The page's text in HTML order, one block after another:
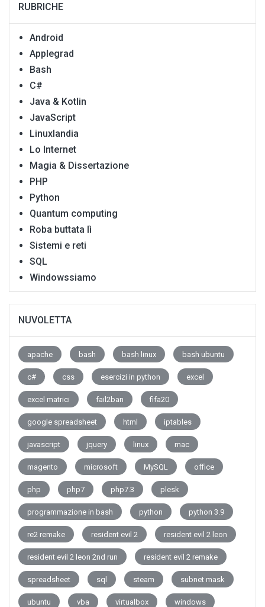
RUBRICHE
Android
Applegrad
Bash
C#
Java & Kotlin
JavaScript
Linuxlandia
Lo Internet
Magia & Dissertazione
PHP
Python
Quantum computing
Roba buttata lì
Sistemi e reti
SQL
Windowssiamo
NUVOLETTA
apache bash bash linux bash ubuntu
c# css esercizi in python excel
excel matrici fail2ban fifa20
google spreadsheet html iptables
javascript jquery linux mac
magento microsoft MySQL office
php php7 php7.3 plesk
programmazione in bash python python 3.9
re2 remake resident evil 2 resident evil 2 leon
resident evil 2 leon 2nd run resident evil 2 remake
spreadsheet sql steam subnet mask
ubuntu vba virtualbox windows